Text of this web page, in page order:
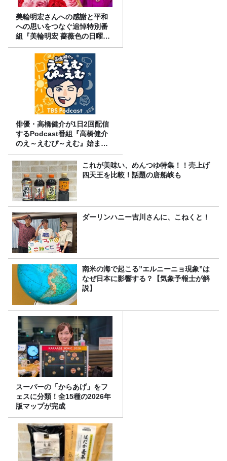
美輪明宏さんへの感謝と平和
への思いをつなぐ追悼特別番
組『美輪明宏 薔薇色の日曜日
～ごきげんよう、ルンルン
～』8/9（日）16時放送
俳優・高橋健介が1日2回配信
するPodcast番組『高橋健介
のえ～えむぴ～えむ』始まり
ます
これが美味い、めんつゆ特集！！売上げ
四天王を比較！話題の唐船峡も
ダーリンハニー吉川さんに、こねくと！
南米の海で起こる”エルニーニョ現象”は
なぜ日本に影響する？【気象予報士が解
説】
スーパーの「からあげ」をフ
ェスに分類！全15種の2026年
版マップが完成